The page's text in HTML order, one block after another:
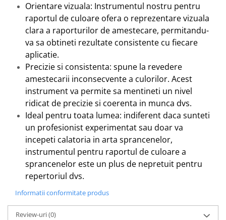
Orientare vizuala: Instrumentul nostru pentru
raportul de culoare ofera o reprezentare vizuala
clara a raporturilor de amestecare, permitandu-
va sa obtineti rezultate consistente cu fiecare
aplicatie.
Precizie si consistenta: spune la revedere
amestecarii inconsecvente a culorilor. Acest
instrument va permite sa mentineti un nivel
ridicat de precizie si coerenta in munca dvs.
Ideal pentru toata lumea: indiferent daca sunteti
un profesionist experimentat sau doar va
incepeti calatoria in arta sprancenelor,
instrumentul pentru raportul de culoare a
sprancenelor este un plus de nepretuit pentru
repertoriul dvs.
Informatii conformitate produs
Review-uri(0)